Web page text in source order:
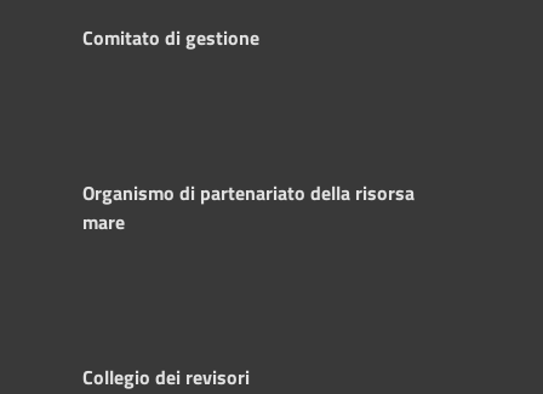
Comitato di gestione
Organismo di partenariato della risorsa
mare
Collegio dei revisori